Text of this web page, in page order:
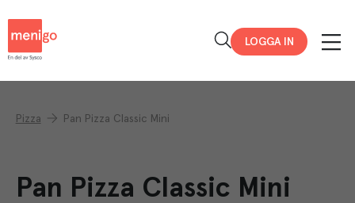
LOGGA IN
Pizza Pan Pizza Classic Mini
Pan Pizza Classic Mini